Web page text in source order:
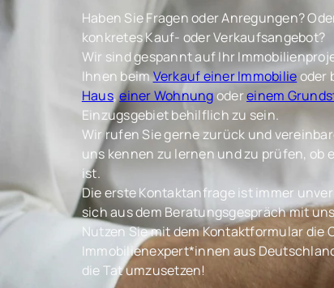
Haben Sie Fragen oder Anregungen?
konkretes Kauf- oder Verkaufsangebot?
Wir sind gespannt auf Ihr
Ihnen beimVerkauf einer Immobilieoder
Haus,einer Wohnungodereinem
Einzugsgebiet behilflich zu sein.
Wir rufen Sie gerne zurück und
uns kennen zu lernen und zu prüfen, ob
ist.
Die erste Kontaktanfrage ist immer
sich aus dem Beratungsgespräch mit
Nutzen Sie mit dem Kontaktformular die
Immobilienexpert*innen aus
die Tat umzusetzen!